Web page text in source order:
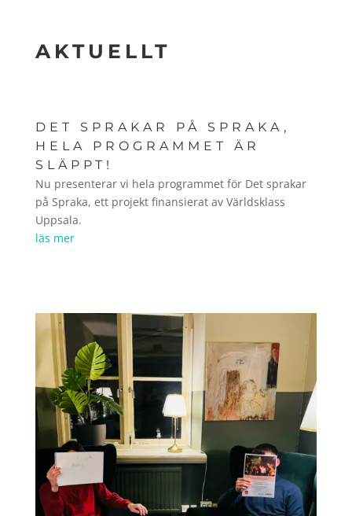
AKTUELLT
DET SPRAKAR PÅ SPRAKA,
HELA PROGRAMMET ÄR
SLÄPPT!
Nu presenterar vi hela programmet för Det sprakar
på Spraka, ett projekt finansierat av Världsklass
Uppsala.
läs mer